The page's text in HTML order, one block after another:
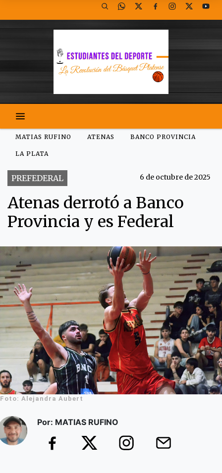
MATIAS RUFINO ATENAS BANCO PROVINCIA
LA PLATA
PREFEDERAL 6 de octubre de 2025
Atenas derrotó a Banco
Provincia y es Federal
Foto: Alejandra Aubert
Por: MATIAS RUFINO